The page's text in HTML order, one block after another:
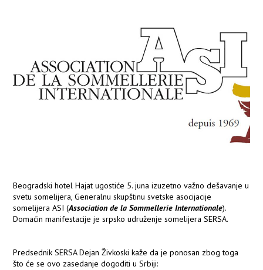
Beogradski hotel Hajat ugostiće 5. juna izuzetno važno dešavanje u
svetu somelijera, Generalnu skupštinu svetske asocijacije
somelijera ASI (Association de la Sommellerie Internationale).
Domaćin manifestacije je srpsko udruženje somelijera SERSA.
Predsednik SERSA Dejan Živkoski kaže da je ponosan zbog toga
što će se ovo zasedanje dogoditi u Srbiji: